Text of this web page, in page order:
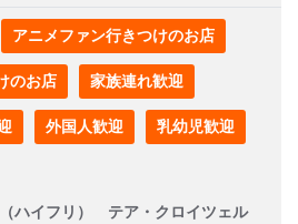
アニメファン行きつけのお店
のお店 家族連れ歓迎
外国人歓迎 乳幼児歓迎
ハイフリ） テア・クロイツェル